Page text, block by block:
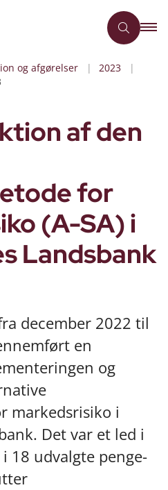
og afgørelser
2023
af den
for
(A-SA) i
Landsbank
december 2022 til
en
og
markedsrisiko i
Det var et led i
18 udvalgte penge-